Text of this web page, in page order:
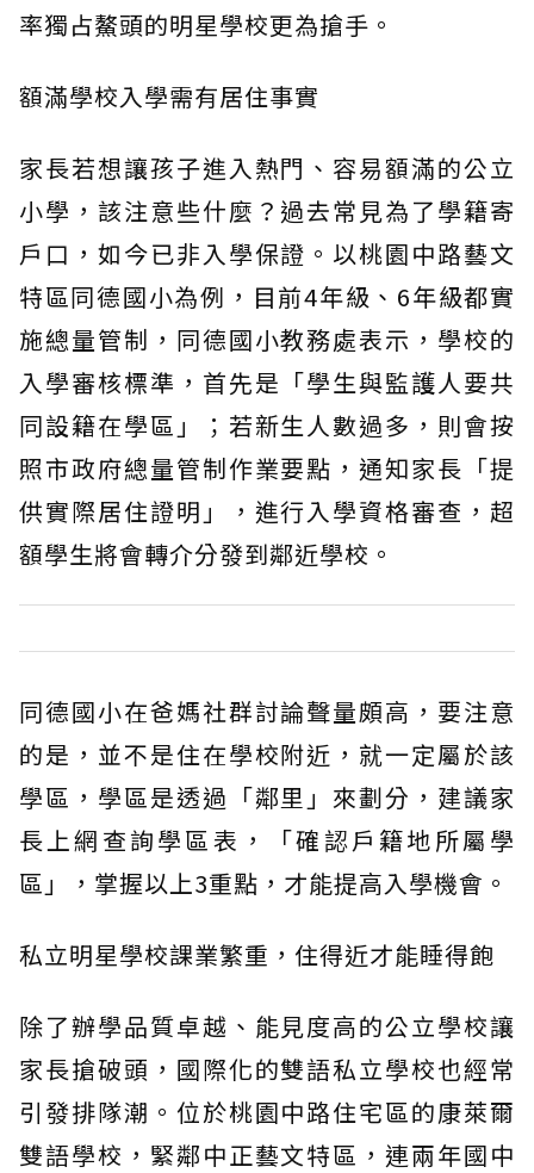
率獨占鰲頭的明星學校更為搶手。
額滿學校入學需有居住事實
家長若想讓孩子進入熱門、容易額滿的公立
小學，該注意些什麼？過去常見為了學籍寄
戶口，如今已非入學保證。以桃園中路藝文
特區同德國小為例，目前4年級、6年級都實
施總量管制，同德國小教務處表示，學校的
入學審核標準，首先是「學生與監護人要共
同設籍在學區」；若新生人數過多，則會按
照市政府總量管制作業要點，通知家長「提
供實際居住證明」，進行入學資格審查，超
額學生將會轉介分發到鄰近學校。
同德國小在爸媽社群討論聲量頗高，要注意
的是，並不是住在學校附近，就一定屬於該
學區，學區是透過「鄰里」來劃分，建議家
長上網查詢學區表，「確認戶籍地所屬學
區」，掌握以上3重點，才能提高入學機會。
私立明星學校課業繁重，住得近才能睡得飽
除了辦學品質卓越、能見度高的公立學校讓
家長搶破頭，國際化的雙語私立學校也經常
引發排隊潮。位於桃園中路住宅區的康萊爾
雙語學校，緊鄰中正藝文特區，連兩年國中